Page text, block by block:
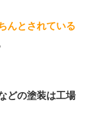
んとされている
どの塗装は工場